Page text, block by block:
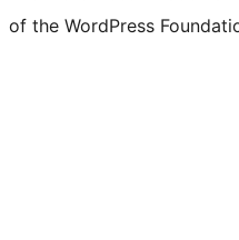
of the WordPress